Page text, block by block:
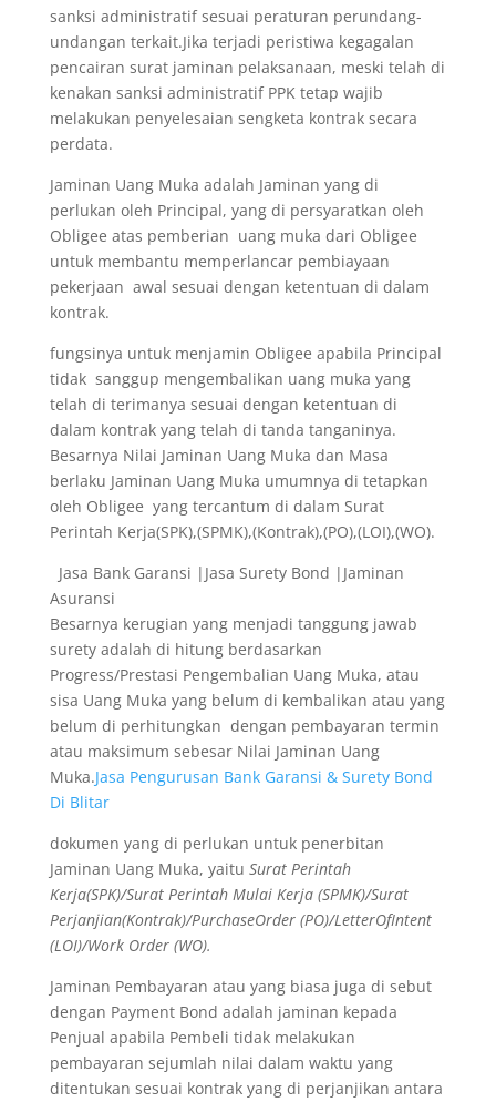
sanksi administratif sesuai peraturan perundang-
undangan terkait.Jika terjadi peristiwa kegagalan
pencairan surat jaminan pelaksanaan, meski telah di
kenakan sanksi administratif PPK tetap wajib
melakukan penyelesaian sengketa kontrak secara
perdata.
Jaminan Uang Muka adalah Jaminan yang di
perlukan oleh Principal, yang di persyaratkan oleh
Obligee atas pemberian uang muka dari Obligee
untuk membantu memperlancar pembiayaan
pekerjaan awal sesuai dengan ketentuan di dalam
kontrak.
fungsinya untuk menjamin Obligee apabila Principal
tidak sanggup mengembalikan uang muka yang
telah di terimanya sesuai dengan ketentuan di
dalam kontrak yang telah di tanda tanganinya.
Besarnya Nilai Jaminan Uang Muka dan Masa
berlaku Jaminan Uang Muka umumnya di tetapkan
oleh Obligee yang tercantum di dalam Surat
Perintah Kerja(SPK),(SPMK),(Kontrak),(PO),(LOI),(WO).
Jasa Bank Garansi |Jasa Surety Bond |Jaminan
Asuransi
Besarnya kerugian yang menjadi tanggung jawab
surety adalah di hitung berdasarkan
Progress/Prestasi Pengembalian Uang Muka, atau
sisa Uang Muka yang belum di kembalikan atau yang
belum di perhitungkan dengan pembayaran termin
atau maksimum sebesar Nilai Jaminan Uang
Muka.Jasa Pengurusan Bank Garansi & Surety Bond
Di Blitar
dokumen yang di perlukan untuk penerbitan
Jaminan Uang Muka, yaitu Surat Perintah
Kerja(SPK)/Surat Perintah Mulai Kerja (SPMK)/Surat
Perjanjian(Kontrak)/PurchaseOrder (PO)/LetterOfIntent
(LOI)/Work Order (WO).
Jaminan Pembayaran atau yang biasa juga di sebut
dengan Payment Bond adalah jaminan kepada
Penjual apabila Pembeli tidak melakukan
pembayaran sejumlah nilai dalam waktu yang
ditentukan sesuai kontrak yang di perjanjikan antara